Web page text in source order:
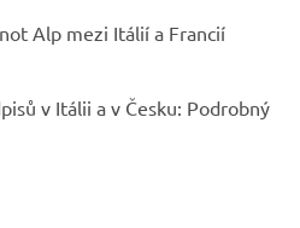
Alp mezi Itálií a Francií
v Itálii a v Česku: Podrobný